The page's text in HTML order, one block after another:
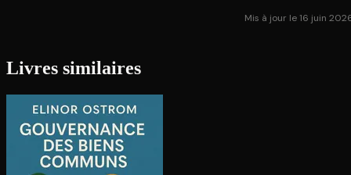
Mis à jour le 16 juin
Livres similaires